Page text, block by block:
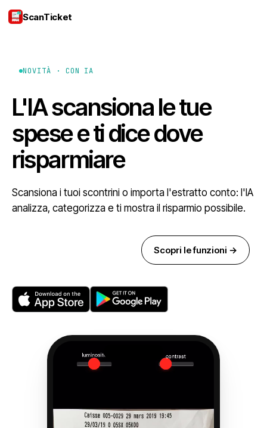
ScanTicket
NOVITÀ · CON IA
L'IA scansiona le tue
spese e ti dice dove
risparmiare
Scansiona i tuoi scontrini o importa l'estratto conto: l'IA
analizza, categorizza e ti mostra il risparmio possibile.
Scopri le funzioni →